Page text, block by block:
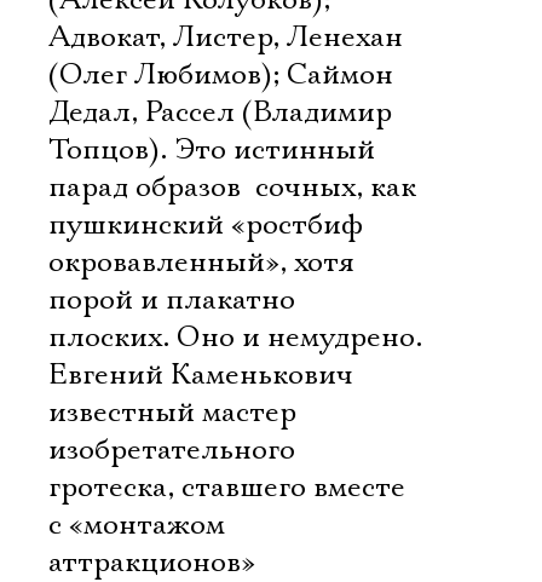
Адвокат, Листер, Ленехан
(Олег Любимов); Саймон
Дедал, Рассел (Владимир
Топцов). Это истинный
парад образов  сочных, как
пушкинский «ростбиф
окровавленный», хотя
порой и плакатно
плоских. Оно и немудрено.
Евгений Каменькович
известный мастер
изобретательного
гротеска, ставшего вместе
с «монтажом
аттракционов»